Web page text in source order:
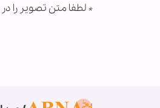
* لطفا متن تصویر را